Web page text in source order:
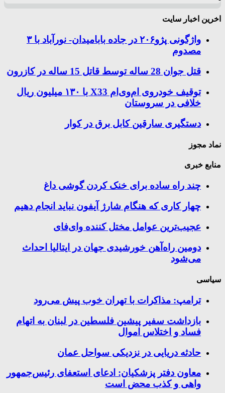
اخرین اخبار سایت
واژگونی پژو۲۰۶ در جاده بابامیدان- نورآباد با ۳
مصدوم
قتل جوان 28 ساله توسط قاتل 15 ساله در کازرون
توقیف خودروی ام‌وی‌ام X33 با ۱۳۰ میلیون ریال
خلافی در سروستان
دستگیری سارقین کابل برق در کوار
نماد مجوز
منابع خبری
چند راه‌ ساده برای خنک کردن گوشی داغ
چهار کاری که هنگام شارژ آیفون نباید انجام دهیم
عجیب‌ترین عوامل مختل کننده وای‌فای
دومین راه‌آهن خورشیدی جهان در ایتالیا احداث
می‌شود
سیاسی
ترامپ: مذاکرات با تهران خوب پیش می‌رود
بازداشت سفیر پیشین فلسطین در لبنان به اتهام
فساد و اختلاس اموال
حادثه دریایی در نزدیکی سواحل عمان
معاون دفتر پزشکیان: ادعای استعفای رئیس‌جمهور
واهی و کذب محض است